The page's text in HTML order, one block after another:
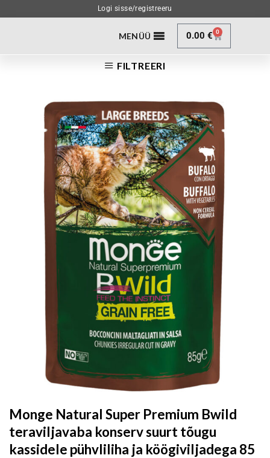
Logi sisse/registreeru
MENÜÜ 0.00€ 0
FILTREERI
Monge Natural Super Premium Bwild
teraviljavaba konserv suurt tõugu
kassidele pühvliliha ja köögiviljadega 85